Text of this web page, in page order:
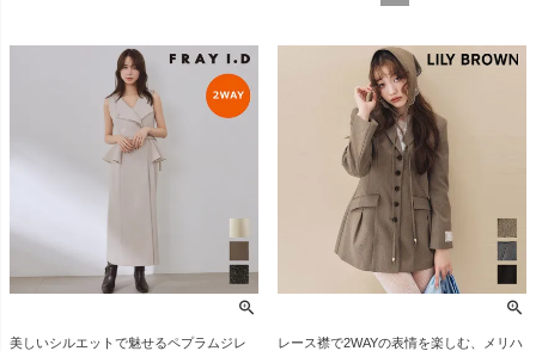
美しいシルエットで魅せるペプラムジレ
レース襟で2WAYの表情を楽しむ、メリハ